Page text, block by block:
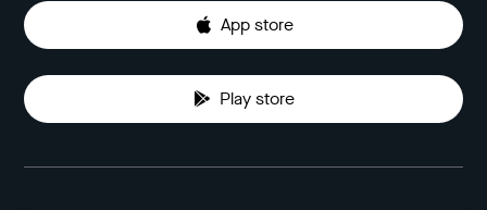
App store
Play store